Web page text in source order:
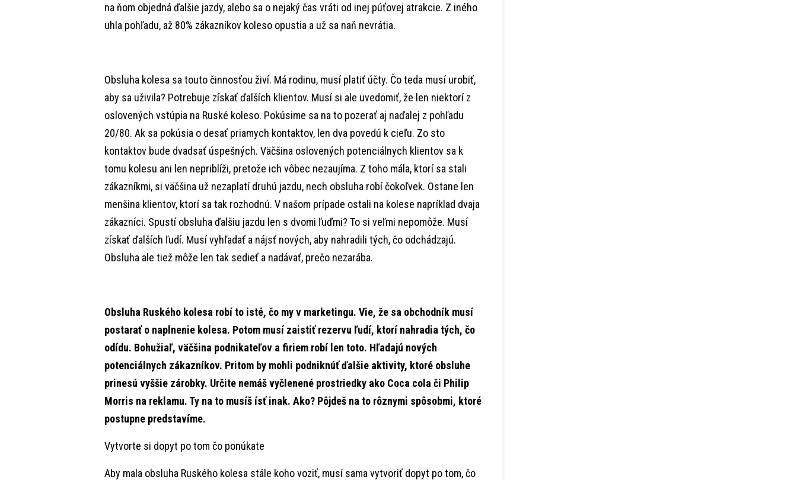
na ňom objedná ďalšie jazdy, alebo sa o nejaký čas vráti od inej púťovej atrakcie. Z iného
uhla pohľadu, až 80% zákazníkov koleso opustia a už sa naň nevrátia.
Obsluha kolesa sa touto činnosťou živí. Má rodinu, musí platiť účty. Čo teda musí urobiť,
aby sa uživila? Potrebuje získať ďalších klientov. Musí si ale uvedomiť, že len niektorí z
oslovených vstúpia na Ruské koleso. Pokúsime sa na to pozerať aj naďalej z pohľadu
20/80. Ak sa pokúsia o desať priamych kontaktov, len dva povedú k cieľu. Zo sto
kontaktov bude dvadsať úspešných. Väčšina oslovených potenciálnych klientov sa k
tomu kolesu ani len nepriblíži, pretože ich vôbec nezaujíma. Z toho mála, ktorí sa stali
zákazníkmi, si väčšina už nezaplatí druhú jazdu, nech obsluha robí čokoľvek. Ostane len
menšina klientov, ktorí sa tak rozhodnú. V našom prípade ostali na kolese napríklad dvaja
zákazníci. Spustí obsluha ďalšiu jazdu len s dvomi ľuďmi? To si veľmi nepomôže. Musí
získať ďalších ľudí. Musí vyhľadať a nájsť nových, aby nahradili tých, čo odchádzajú.
Obsluha ale tiež môže len tak sedieť a nadávať, prečo nezarába.
Obsluha Ruského kolesa robí to isté, čo my v marketingu. Vie, že sa obchodník musí
postarať o naplnenie kolesa. Potom musí zaistiť rezervu ľudí, ktorí nahradia tých, čo
odídu. Bohužiaľ, väčšina podnikateľov a firiem robí len toto. Hľadajú nových
potenciálnych zákazníkov. Pritom by mohli podniknúť ďalšie aktivity, ktoré obsluhe
prinesú vyššie zárobky. Určite nemáš vyčlenené prostriedky ako Coca cola či Philip
Morris na reklamu. Ty na to musíš ísť inak. Ako? Pôjdeš na to rôznymi spôsobmi, ktoré
postupne predstavíme.
Vytvorte si dopyt po tom čo ponúkate
Aby mala obsluha Ruského kolesa stále koho voziť, musí sama vytvoriť dopyt po tom, čo